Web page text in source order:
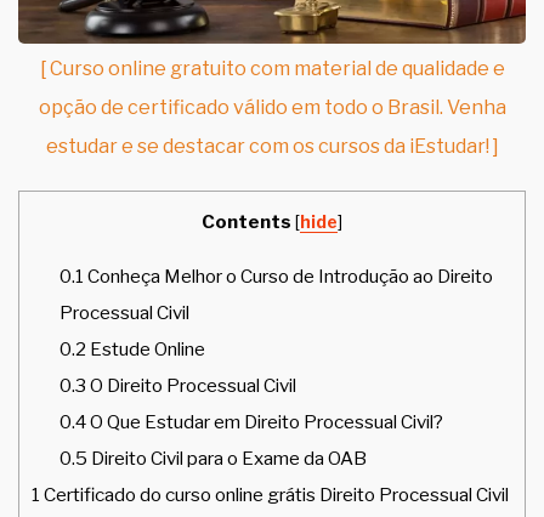
[ Curso online gratuito com material de qualidade e
opção de certificado válido em todo o Brasil. Venha
estudar e se destacar com os cursos da iEstudar! ]
Contents [hide]
0.1 Conheça Melhor o Curso de Introdução ao Direito
Processual Civil
0.2 Estude Online
0.3 O Direito Processual Civil
0.4O Que Estudar em Direito Processual Civil?
0.5 Direito Civil para o Exame da OAB
1 Certificado do curso online grátis Direito Processual Civil